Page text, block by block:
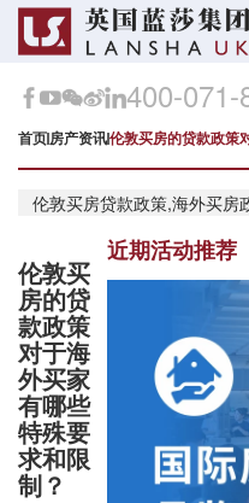
400-071-
首页房产资讯伦敦买房的贷款政策
伦敦买房贷款政策,海外买房
伦敦买
房的贷
款政策
对于海
外买家
有哪些
特殊要
求和限
制？
近期活动推荐